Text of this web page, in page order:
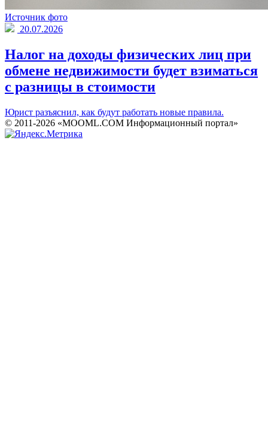
Источник фото
20.07.2026
Налог на доходы физических лиц при
обмене недвижимости будет взиматься
с разницы в стоимости
Юрист разъяснил, как будут работать новые правила.
© 2011-2026 «MOOML.COM Информационный портал»